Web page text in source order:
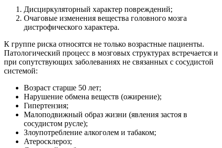
Дисциркуляторный характер повреждений;
Очаговые изменения вещества головного мозга
дистрофического характера.
К группе риска относятся не только возрастные пациенты.
Патологический процесс в мозговых структурах встречается и
при сопутствующих заболеваниях не связанных с сосудистой
системой:
Возраст старше 50 лет;
Нарушение обмена веществ (ожирение);
Гипертензия;
Малоподвижный образ жизни (явления застоя в
сосудистом русле);
Злоупотребление алкоголем и табаком;
Атеросклероз;